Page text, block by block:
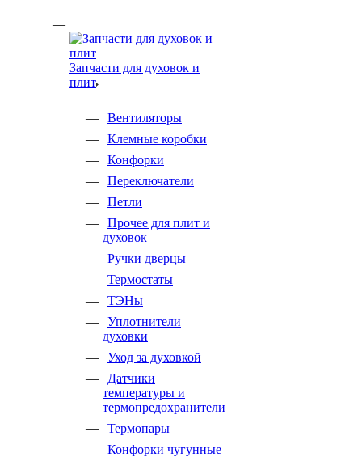
Запчасти для духовок и
плит
Вентиляторы
Клемные коробки
Конфорки
Переключатели
Петли
Прочее для плит и
духовок
Ручки дверцы
Термостаты
ТЭНы
Уплотнители
духовки
Уход за духовкой
Датчики
температуры и
термопредохранители
Термопары
Конфорки чугунные